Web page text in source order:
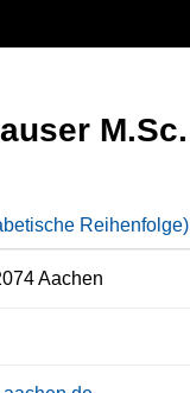
M.Sc.
Reihenfolge)
Aachen